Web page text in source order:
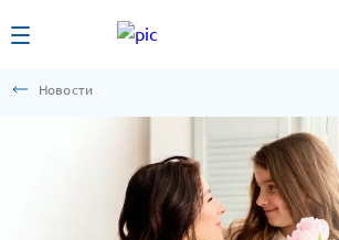
Новости